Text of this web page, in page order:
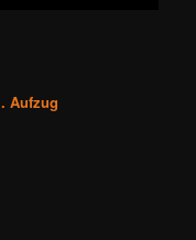
Aufzug